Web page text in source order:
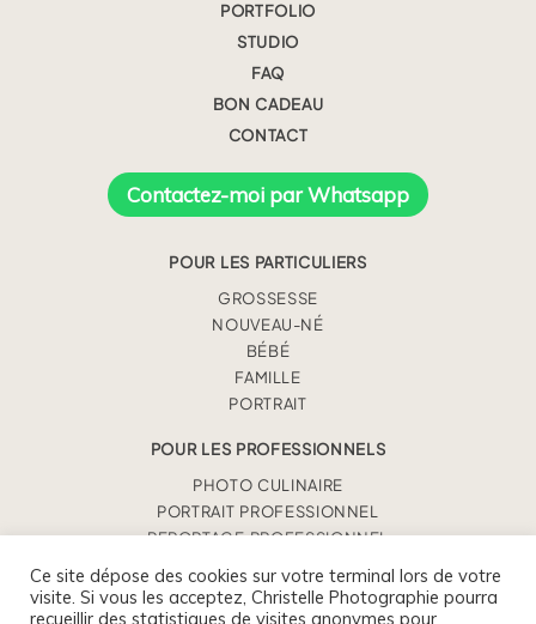
PORTFOLIO
STUDIO
FAQ
BON CADEAU
CONTACT
Contactez-moi par Whatsapp
POUR LES PARTICULIERS
GROSSESSE
NOUVEAU-NÉ
BÉBÉ
FAMILLE
PORTRAIT
POUR LES PROFESSIONNELS
PHOTO CULINAIRE
PORTRAIT PROFESSIONNEL
REPORTAGE PROFESSIONNEL
CHRISTELLE BENEY
Ce site dépose des cookies sur votre terminal lors de votre
visite. Si vous les acceptez, Christelle Photographie pourra
recueillir des statistiques de visites anonymes pour